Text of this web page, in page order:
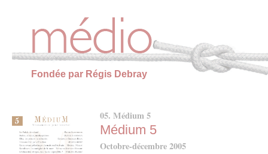
Fondée par Régis Debray
05. Médium 5
Médium 5
Octobre-décembre 2005